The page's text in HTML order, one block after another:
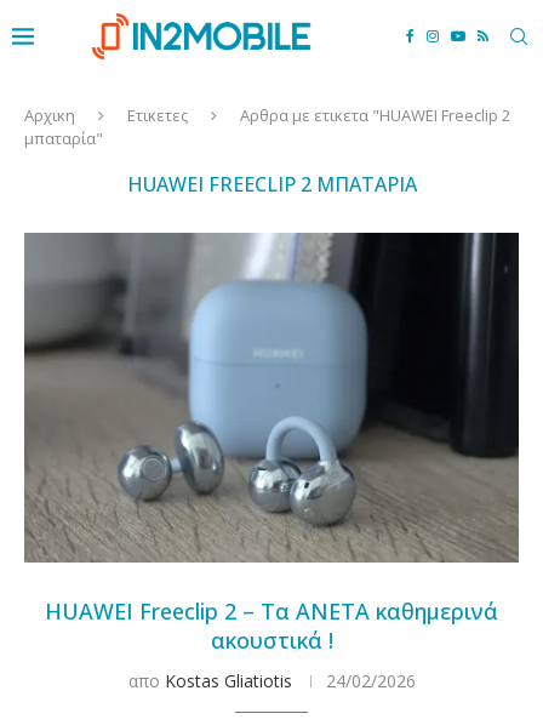
Αρχικη Ετικετες
Αρθρα με ετικετα "HUAWEI Freeclip 2
μπαταρία"
HUAWEI FREECLIP 2 ΜΠΑΤΑΡΊΑ
HUAWEI Freeclip 2 – Τα ΑΝΕΤΑ καθημερινά
ακουστικά !
απο Kostas Gliatiotis 24/02/2026